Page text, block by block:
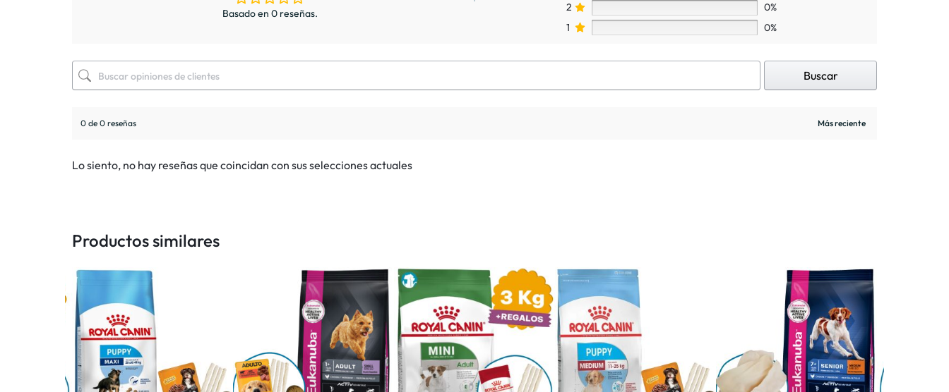
Basado en 0 reseñas.
2
0%
1
0%
Buscar
0 de 0 reseñas
Lo siento, no hay reseñas que coincidan con sus selecciones actuales
Productos similares